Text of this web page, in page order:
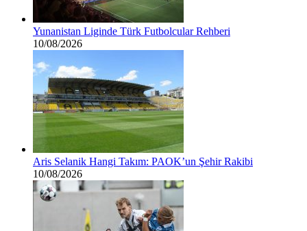
Yunanistan Liginde Türk Futbolcular Rehberi
10/08/2026
Aris Selanik Hangi Takım: PAOK’un Şehir Rakibi
10/08/2026